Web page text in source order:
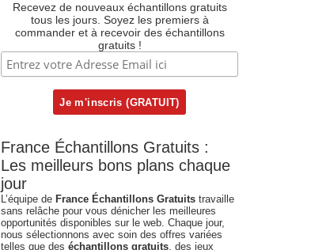
Recevez de nouveaux échantillons gratuits
tous les jours. Soyez les premiers à
commander et à recevoir des échantillons
gratuits !
France Échantillons Gratuits :
Les meilleurs bons plans chaque
jour
L’équipe de France Échantillons Gratuits travaille
sans relâche pour vous dénicher les meilleures
opportunités disponibles sur le web. Chaque jour,
nous sélectionnons avec soin des offres variées
telles que des échantillons gratuits, des jeux